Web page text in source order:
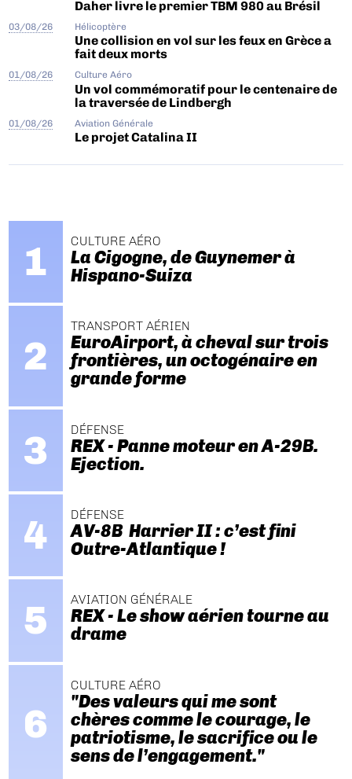
Daher livre le premier TBM 980 au Brésil
03/08/26 Hélicoptère
Une collision en vol sur les feux en Grèce a
fait deux morts
01/08/26 Culture Aéro
Un vol commémoratif pour le centenaire de
la traversée de Lindbergh
01/08/26 Aviation Générale
Le projet Catalina II
CULTURE AÉRO
La Cigogne, de Guynemer à
Hispano-Suiza
TRANSPORT AÉRIEN
EuroAirport, à cheval sur trois
frontières, un octogénaire en
grande forme
DÉFENSE
REX - Panne moteur en A-29B.
Ejection.
DÉFENSE
AV-8B Harrier II : c’est fini
Outre-Atlantique !
AVIATION GÉNÉRALE
REX - Le show aérien tourne au
drame
CULTURE AÉRO
"Des valeurs qui me sont
chères comme le courage, le
patriotisme, le sacrifice ou le
sens de l’engagement."